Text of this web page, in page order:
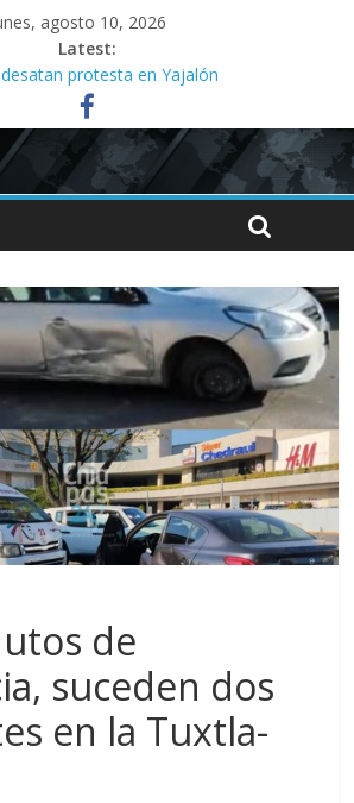
agosto 10, 2026
Latest:
protesta en Yajalón
los hallazgos de las Madres
a la fuerza en Casa del Migrante;
investigar
corrupción en el transporte de la
de retrasos en investigaciones por abuso
de
suceden dos
en la Tuxtla-